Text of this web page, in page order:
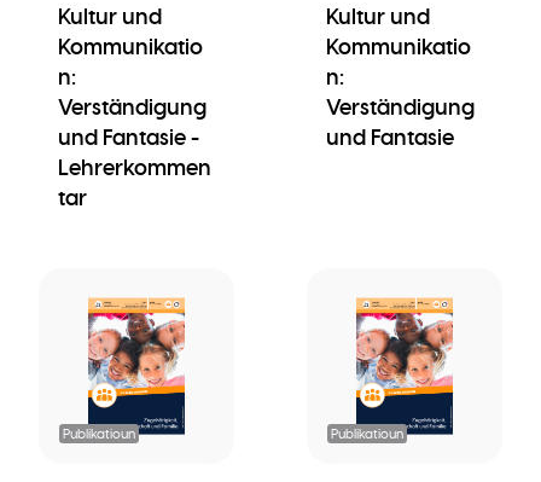
Kultur und
Kommunikatio
n:
Verständigung
und Fantasie -
Lehrerkommen
tar
Kultur und
Kommunikatio
n:
Verständigung
und Fantasie
Publikatioun Publikatioun